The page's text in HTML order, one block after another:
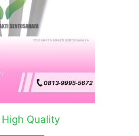
Quality